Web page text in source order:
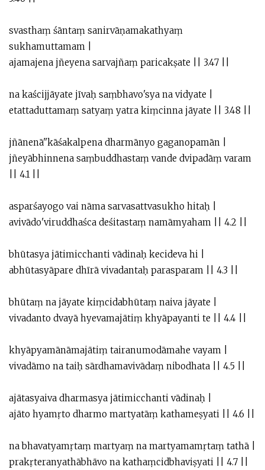
svasthaṃ śāntaṃ sanirvāṇamakathyaṃ
sukhamuttamam |
ajamajena jñeyena sarvajñaṃ paricakṣate || 3.47 ||
na kaścijjāyate jīvaḥ saṃbhavo'sya na vidyate |
etattaduttamaṃ satyaṃ yatra kiṃcinna jāyate || 3.48 ||
jñānenā''kāśakalpena dharmānyo gaganopamān |
jñeyābhinnena saṃbuddhastaṃ vande dvipadāṃ varam
|| 4.1 ||
asparśayogo vai nāma sarvasattvasukho hitaḥ |
avivādo'viruddhaśca deśitastaṃ namāmyaham || 4.2 ||
bhūtasya jātimicchanti vādinaḥ kecideva hi |
abhūtasyāpare dhīrā vivadantaḥ parasparam || 4.3 ||
bhūtaṃ na jāyate kiṃcidabhūtaṃ naiva jāyate |
vivadanto dvayā hyevamajātiṃ khyāpayanti te || 4.4 ||
khyāpyamānāmajātiṃ tairanumodāmahe vayam |
vivadāmo na taiḥ sārdhamavivādaṃ nibodhata || 4.5 ||
ajātasyaiva dharmasya jātimicchanti vādinaḥ |
ajāto hyamṛto dharmo martyatāṃ kathameṣyati || 4.6 ||
na bhavatyamṛtaṃ martyaṃ na martyamamṛtaṃ tathā |
prakṛteranyathābhāvo na kathaṃcidbhaviṣyati || 4.7 ||